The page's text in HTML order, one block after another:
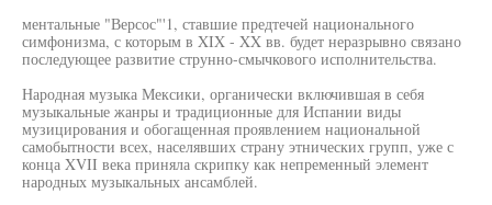
ментальные "Версос"'1, ставшие предтечей национального
симфонизма, с которым в XIX - XX вв. будет неразрывно связано
последующее развитие струнно-смычкового исполнительства.
Народная музыка Мексики, органически включившая в себя
музыкальные жанры и традиционные для Испании виды
музицирования и обогащенная проявлением национальной
самобытности всех, населявших страну этнических групп, уже с
конца XVII века приняла скрипку как непременный элемент
народных музыкальных ансамблей.